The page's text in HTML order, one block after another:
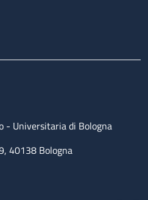
- Universitaria di Bologna
40138 Bologna